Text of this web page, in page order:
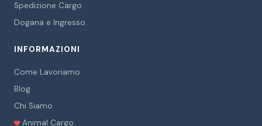
Spedizione Cargo
Dogana e Ingresso
INFORMAZIONI
Come Lavoriamo
Blog
Chi Siamo
Animal Cargo